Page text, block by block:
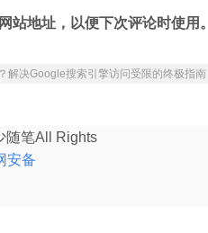
解决Google搜索引擎访问受限的终极指南
站地址，以便下次评论时使用。
随笔All Rights
安备